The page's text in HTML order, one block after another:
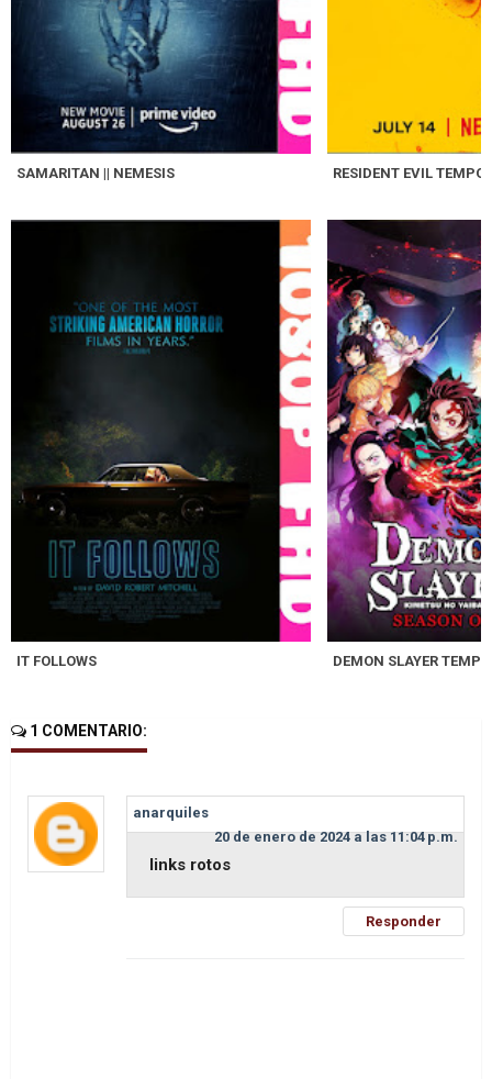
SAMARITAN || NEMESIS RESIDENT EVIL
IT FOLLOWS DEMON SLAYER
1 COMENTARIO:
anarquiles
20 de enero de 2024 a las 11:04 p.m.
links rotos
Responder